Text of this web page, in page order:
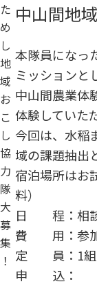
た
め
し
地
域
お
こ
し
協
力
隊
大
募
集
！
中山間地
本隊員になっ
ミッションと
中山間農業体
体験していた
今回は、水稲
域の課題抽出
宿泊場所はお
料）
日 程：相談
費 用：参
定 員：1組
申 込：